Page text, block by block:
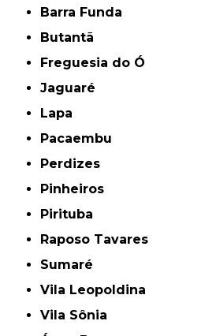
Barra Funda
Butantã
Freguesia do Ó
Jaguaré
Lapa
Pacaembu
Perdizes
Pinheiros
Pirituba
Raposo Tavares
Sumaré
Vila Leopoldina
Vila Sônia